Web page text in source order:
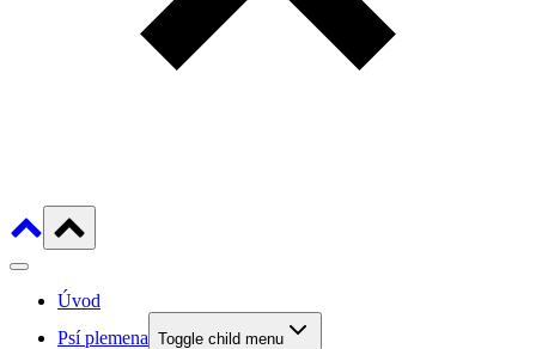
Úvod
Psí plemena Toggle child menu